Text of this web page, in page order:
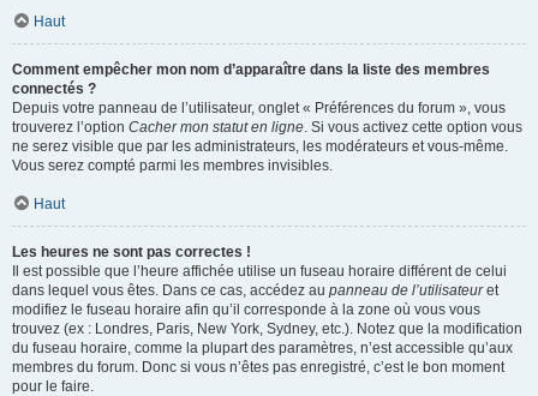
Haut
Comment empêcher mon nom d’apparaître dans la liste des membres
connectés ?
Depuis votre panneau de l’utilisateur, onglet « Préférences du forum », vous
trouverez l’option Cacher mon statut en ligne. Si vous activez cette option vous
ne serez visible que par les administrateurs, les modérateurs et vous-même.
Vous serez compté parmi les membres invisibles.
Haut
Les heures ne sont pas correctes !
Il est possible que l’heure affichée utilise un fuseau horaire différent de celui
dans lequel vous êtes. Dans ce cas, accédez au panneau de l’utilisateuret
modifiez le fuseau horaire afin qu’il corresponde à la zone où vous vous
trouvez (ex : Londres, Paris, New York, Sydney, etc.). Notez que la modification
du fuseau horaire, comme la plupart des paramètres, n’est accessible qu’aux
membres du forum. Donc si vous n’êtes pas enregistré, c’est le bon moment
pour le faire.